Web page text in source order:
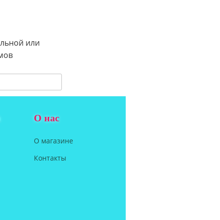
или
О нас
О магазине
Контакты